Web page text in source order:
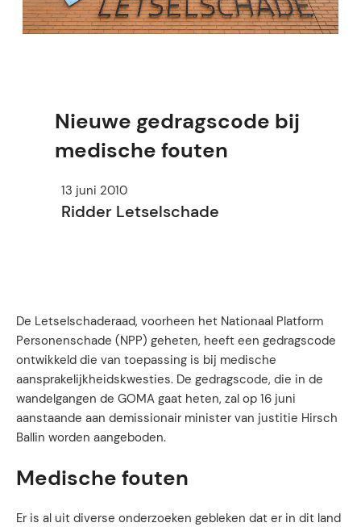
Nieuwe gedragscode bij
medische fouten
13 juni 2010
Ridder Letselschade
De Letselschaderaad, voorheen het Nationaal Platform
Personenschade (NPP) geheten, heeft een gedragscode
ontwikkeld die van toepassing is bij medische
aansprakelijkheidskwesties. De gedragscode, die in de
wandelgangen de GOMA gaat heten, zal op 16 juni
aanstaande aan demissionair minister van justitie Hirsch
Ballin worden aangeboden.
Medische fouten
Er is al uit diverse onderzoeken gebleken dat er in dit land